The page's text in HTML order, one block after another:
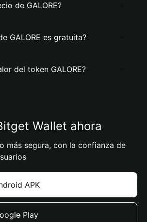
de GALORE?
GALORE es gratuita?
del token GALORE?
Wallet ahora
más segura, con la confianza de
APK
Play